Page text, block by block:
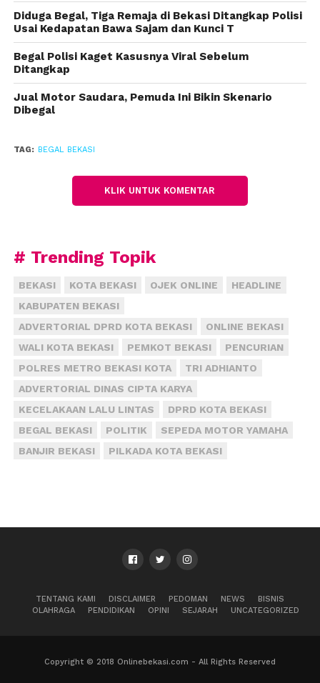
Galesung membenarkan, ketiga tersangka
merupakan residivis atau pernah dipenjara dengan
kasus yang sama.
“Mereka ini bukan hanya pelaku begal, tapi juga
pelaku curanmor. Tiga orang ini semuanya
residivis,” ungkap Gogo.
Dari tangan pelaku, polisi mengamankan sejumlah
hingga celurit. Ketiganya terancam penjara hingga
(Fahmi)
Diduga Begal, Tiga Remaja di Bekasi Ditangkap Polisi
Usai Kedapatan Bawa Sajam dan Kunci T
Begal Polisi Kaget Kasusnya Viral Sebelum
Ditangkap
Jual Motor Saudara, Pemuda Ini Bikin Skenario
Dibegal
TAG: BEGAL BEKASI
KLIK UNTUK KOMENTAR
# Trending Topik
BEKASI KOTA BEKASI OJEK ONLINE
HEADLINE
KABUPATEN BEKASI
ADVERTORIAL DPRD KOTA BEKASI
ONLINE BEKASI
WALI KOTA BEKASI
PEMKOT BEKASI
PENCURIAN
POLRES METRO BEKASI KOTA
TRI ADHIANTO
ADVERTORIAL DINAS CIPTA KARYA
KECELAKAAN LALU LINTAS
DPRD KOTA BEKASI
BEGAL BEKASI
POLITIK
SEPEDA MOTOR YAMAHA
BANJIR BEKASI
PILKADA KOTA BEKASI
TENTANG KAMI DISCLAIMER PEDOMAN NEWS
BISNIS
OLAHRAGA
PENDIDIKAN OPINI SEJARAH UNCATEGORIZED
Copyright © 2018 Onlinebekasi.com - All Rights Reserved